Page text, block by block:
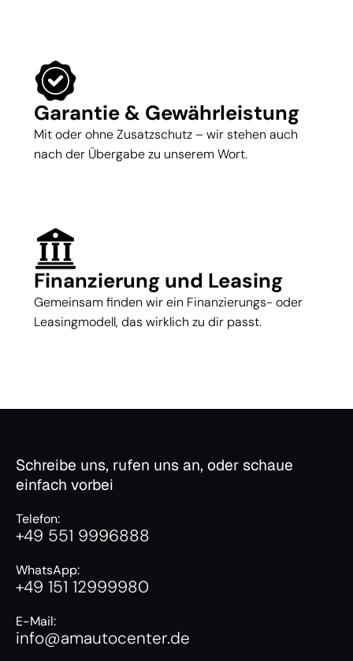
Garantie & Gewährleistung
Mit oder ohne Zusatzschutz – wir stehen auch
nach der Übergabe zu unserem Wort.
Finanzierung und Leasing
Gemeinsam finden wir ein Finanzierungs- oder
Leasingmodell, das wirklich zu dir passt.
Schreibe uns, rufen uns an, oder schaue
einfach vorbei
Telefon:
+49 551 9996888
WhatsApp:
+49 151 12999980
E-Mail:
info@amautocenter.de